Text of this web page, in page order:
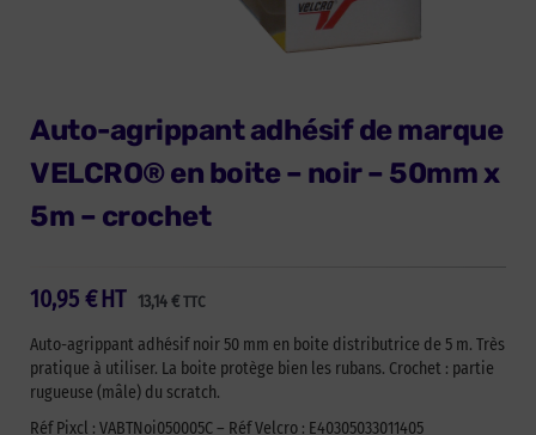
Auto-agrippant adhésif de marque
VELCRO® en boite – noir – 50mm x
5m – crochet
10,95 € 13,14€ TTC
HT
Auto-agrippant adhésif noir 50 mm en boite distributrice de 5 m. Très
pratique à utiliser. La boite protège bien les rubans. Crochet : partie
rugueuse (mâle) du scratch.
Réf Pixcl : VABTNoi050005C – Réf Velcro : E40305033011405